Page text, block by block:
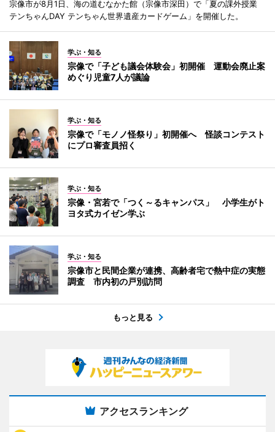
宗像市が8月1日、海の道むなかた館（宗像市深田）で「夏の課外授業
テンちゃんDAY テンちゃん世界遺産カードゲーム」を開催した。
学ぶ・知る
宗像で「子ども議会体験会」初開催 運動会廃止案
めぐり児童7人が議論
学ぶ・知る
宗像で「モノノ怪祭り」初開催へ 怪談コンテスト
にプロ審査員招く
学ぶ・知る
宗像・宮若で「つく～るキャンパス」 小学生がト
ヨタ式カイゼン学ぶ
学ぶ・知る
宗像市と民間企業が連携、高齢者宅で熱中症の実態
調査 市内初の戸別訪問
もっと見る
アクセスランキング